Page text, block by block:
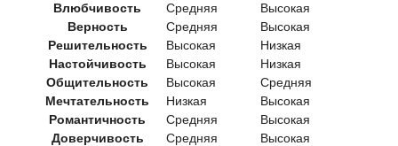
Влюбчивость
Средняя
Высокая
Верность
Средняя
Высокая
Решительность
Высокая
Низкая
Настойчивость
Высокая
Низкая
Общительность
Высокая
Средняя
Мечтательность
Низкая
Высокая
Романтичность
Средняя
Высокая
Доверчивость
Средняя
Высокая